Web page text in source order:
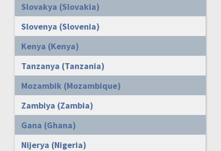
Slovakya (Slovakia)
Slovenya (Slovenia)
Kenya (Kenya)
Tanzanya (Tanzania)
Mozambik (Mozambique)
Zambiya (Zambia)
Gana (Ghana)
Nijerya (Nigeria)